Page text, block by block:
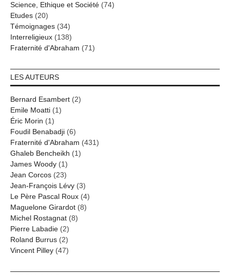
Science, Ethique et Société (74)
Etudes (20)
Témoignages (34)
Interreligieux (138)
Fraternité d'Abraham (71)
LES AUTEURS
Bernard Esambert (2)
Emile Moatti (1)
Éric Morin (1)
Foudil Benabadji (6)
Fraternité d'Abraham (431)
Ghaleb Bencheikh (1)
James Woody (1)
Jean Corcos (23)
Jean-François Lévy (3)
Le Père Pascal Roux (4)
Maguelone Girardot (8)
Michel Rostagnat (8)
Pierre Labadie (2)
Roland Burrus (2)
Vincent Pilley (47)